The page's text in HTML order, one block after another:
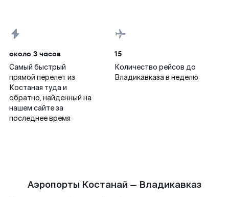
около 3 часов
Самый быстрый
прямой перелет из
Костаная туда и
обратно, найденный на
нашем сайте за
последнее время
15
Количество рейсов до
Владикавказа в неделю
Аэропорты Костанай — Владикавказ